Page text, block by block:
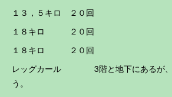
１３，５キロ ２０回
１８キロ ２０回
１８キロ ２０回
レッグカール 3階と地下にあるが、
う。